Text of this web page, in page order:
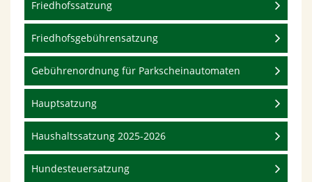
Friedhofssatzung
Friedhofsgebührensatzung
Gebührenordnung für Parkscheinautomaten
Hauptsatzung
Haushaltssatzung 2025-2026
Hundesteuersatzung